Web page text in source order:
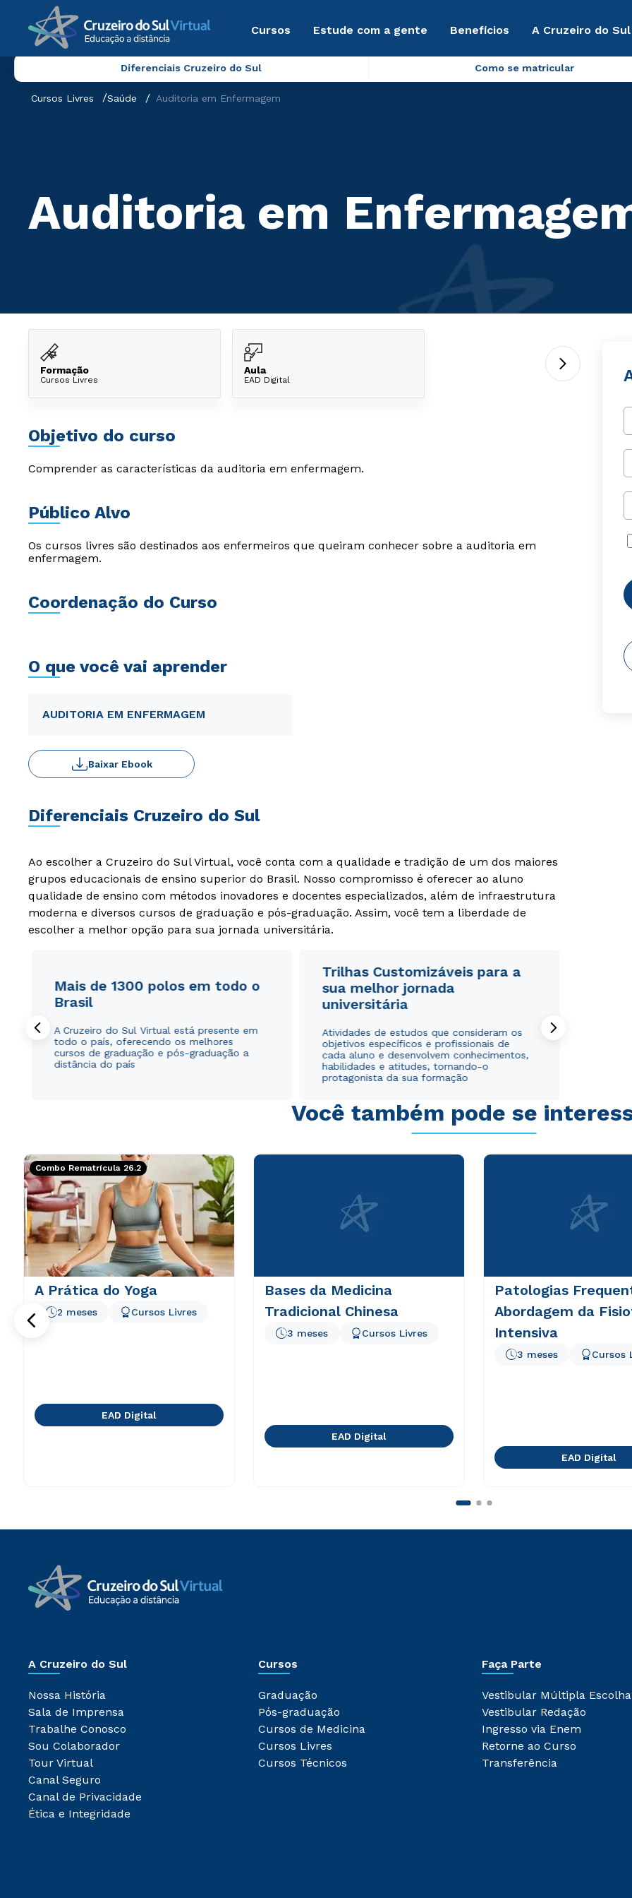
Cursos Estude com a gente Benefícios A Cruzeiro do
Diferenciais Cruzeiro do Sul Como se matricular
Cursos Livres Saúde Auditoria em Enfermagem
Auditoria em
Formação
Cursos Livres
Aula
EAD Digital
Objetivo do curso
Comprender as características da auditoria em enfermagem.
Público Alvo
Os cursos livres são destinados aos enfermeiros que queiram conhecer sobre a auditoria em
enfermagem.
Coordenação do Curso
O que você vai aprender
AUDITORIA EM ENFERMAGEM
Baixar Ebook
Diferenciais Cruzeiro do Sul
Ao escolher a Cruzeiro do Sul Virtual, você conta com a qualidade e tradição de um dos maiores
grupos educacionais de ensino superior do Brasil. Nosso compromisso é oferecer ao aluno
qualidade de ensino com métodos inovadores e docentes especializados, além de infraestrutura
moderna e diversos cursos de graduação e pós-graduação. Assim, você tem a liberdade de
escolher a melhor opção para sua jornada universitária.
Mais de 1300 polos em todo o
Brasil
A Cruzeiro do Sul Virtual está presente em
todo o país, oferecendo os melhores
cursos de graduação e pós-graduação a
distância do país
Trilhas Customizáveis para a
sua melhor jornada
universitária
Atividades de estudos que consideram os
objetivos específicos e profissionais de
cada aluno e desenvolvem conhecimentos,
habilidades e atitudes, tornando-o
protagonista da sua formação
Você também pode se
Combo Rematrícula 26.2
A Prática do Yoga
2 meses Cursos Livres
EAD Digital
Bases da Medicina
Tradicional Chinesa
3 meses Cursos Livres
EAD Digital
Patologias
Abordagem da
Intensiva
3 meses Cursos
EAD Digital
A Cruzeiro do Sul
Nossa História
Sala de Imprensa
Trabalhe Conosco
Sou Colaborador
Tour Virtual
Canal Seguro
Canal de Privacidade
Ética e Integridade
Cursos
Graduação
Pós-graduação
Cursos de Medicina
Cursos Livres
Cursos Técnicos
Faça Parte
Vestibular Múltipla Escolha
Vestibular Redação
Ingresso via Enem
Retorne ao Curso
Transferência
Rápido e fácil
WhatsApp
ou
envio de conteúdos da Cruzeiro do Sul.
Rápido e fácil
WhatsApp
ou
envio de conteúdos da Cruzeiro do Sul.